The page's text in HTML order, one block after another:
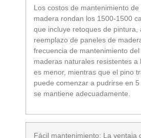
Los costos de mantenimiento de
madera rondan los 1500-1500
que incluye retoques de pintura,
reemplazo de paneles de
frecuencia de mantenimiento
maderas naturales resistentes a
es menor, mientras que el pino
puede comenzar a pudrirse en
se mantiene adecuadamente.
Fácil mantenimiento: La ventaja